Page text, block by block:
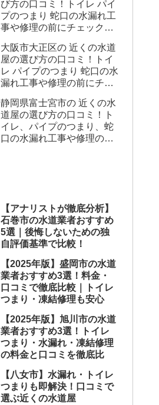
び方の口コミ！トイレ パイ
プのつまり 蛇口の水漏れ工
事や修理の前にチェックす
大阪市大正区の 近くの水道
屋の選び方の口コミ！トイ
レ パイプのつまり 蛇口の水
漏れ工事や修理の前にチェ
す。
静岡県富士宮市の 近くの水
道屋の選び方の口コミ！ト
イレ、パイプのつまり、蛇
口の水漏れ工事や修理の前
【アナリストが徹底分析】
石巻市の水道業者おすすめ
5選｜後悔しないための独
自評価基準で比較！
【2025年版】盛岡市の水道
業者おすすめ3選！料金・
口コミで徹底比較｜トイレ
つまり・凍結修理も安心
【2025年版】旭川市の水道
業者おすすめ3選！トイレ
つまり・水漏れ・凍結修理
の料金と口コミを徹底比
【八女市】水漏れ・トイレ
つまりも即解決！口コミで
選ぶ近くの水道屋